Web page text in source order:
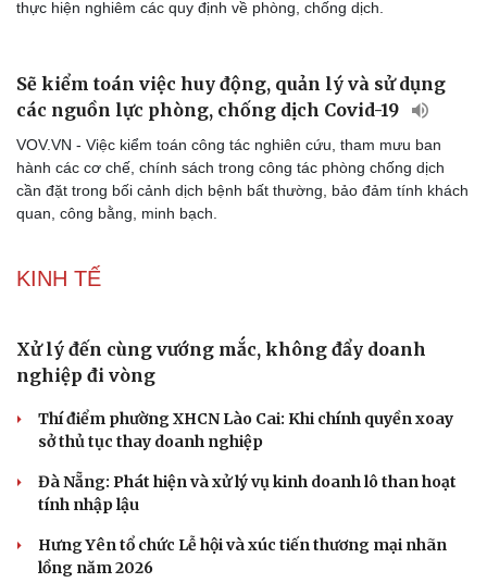
Doanh nghiệp
Doanh nghiệp 24h
Doanh nhân
Tin Công nghệ
thực hiện nghiêm các quy định về phòng, chống dịch.
Sẽ kiểm toán việc huy động, quản lý và sử dụng
các nguồn lực phòng, chống dịch Covid-19
VOV.VN - Việc kiểm toán công tác nghiên cứu, tham mưu ban
hành các cơ chế, chính sách trong công tác phòng chống dịch
cần đặt trong bối cảnh dịch bệnh bất thường, bảo đảm tính khách
quan, công bằng, minh bạch.
KINH TẾ
Xử lý đến cùng vướng mắc, không đẩy doanh
nghiệp đi vòng
Thí điểm phường XHCN Lào Cai: Khi chính quyền xoay
sở thủ tục thay doanh nghiệp
Đà Nẵng: Phát hiện và xử lý vụ kinh doanh lô than hoạt
tính nhập lậu
Hưng Yên tổ chức Lễ hội và xúc tiến thương mại nhãn
lồng năm 2026